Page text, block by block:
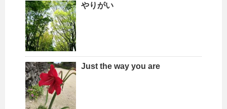
やりがい
Just the way you are